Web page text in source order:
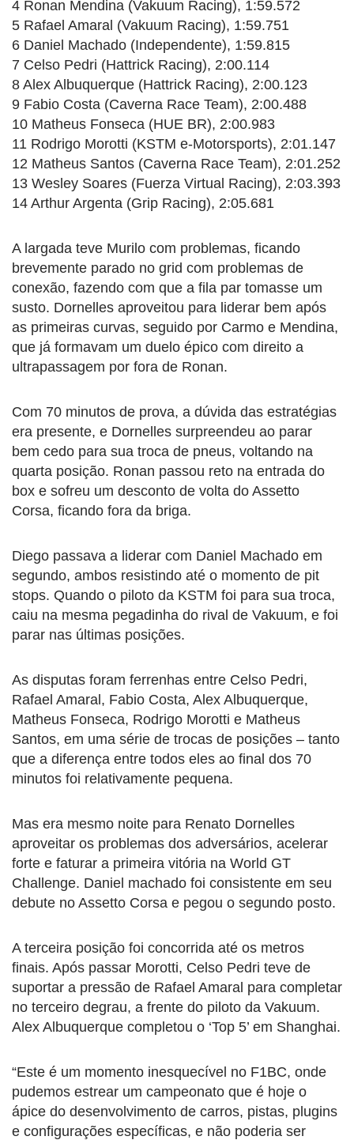
4 Ronan Mendina (Vakuum Racing), 1:59.572
5 Rafael Amaral (Vakuum Racing), 1:59.751
6 Daniel Machado (Independente), 1:59.815
7 Celso Pedri (Hattrick Racing), 2:00.114
8 Alex Albuquerque (Hattrick Racing), 2:00.123
9 Fabio Costa (Caverna Race Team), 2:00.488
10 Matheus Fonseca (HUE BR), 2:00.983
11 Rodrigo Morotti (KSTM e-Motorsports), 2:01.147
12 Matheus Santos (Caverna Race Team), 2:01.252
13 Wesley Soares (Fuerza Virtual Racing), 2:03.393
14 Arthur Argenta (Grip Racing), 2:05.681
A largada teve Murilo com problemas, ficando
brevemente parado no grid com problemas de
conexão, fazendo com que a fila par tomasse um
susto. Dornelles aproveitou para liderar bem após
as primeiras curvas, seguido por Carmo e Mendina,
que já formavam um duelo épico com direito a
ultrapassagem por fora de Ronan.
Com 70 minutos de prova, a dúvida das estratégias
era presente, e Dornelles surpreendeu ao parar
bem cedo para sua troca de pneus, voltando na
quarta posição. Ronan passou reto na entrada do
box e sofreu um desconto de volta do Assetto
Corsa, ficando fora da briga.
Diego passava a liderar com Daniel Machado em
segundo, ambos resistindo até o momento de pit
stops. Quando o piloto da KSTM foi para sua troca,
caiu na mesma pegadinha do rival de Vakuum, e foi
parar nas últimas posições.
As disputas foram ferrenhas entre Celso Pedri,
Rafael Amaral, Fabio Costa, Alex Albuquerque,
Matheus Fonseca, Rodrigo Morotti e Matheus
Santos, em uma série de trocas de posições – tanto
que a diferença entre todos eles ao final dos 70
minutos foi relativamente pequena.
Mas era mesmo noite para Renato Dornelles
aproveitar os problemas dos adversários, acelerar
forte e faturar a primeira vitória na World GT
Challenge. Daniel machado foi consistente em seu
debute no Assetto Corsa e pegou o segundo posto.
A terceira posição foi concorrida até os metros
finais. Após passar Morotti, Celso Pedri teve de
suportar a pressão de Rafael Amaral para completar
no terceiro degrau, a frente do piloto da Vakuum.
Alex Albuquerque completou o ‘Top 5’ em Shanghai.
“Este é um momento inesquecível no F1BC, onde
pudemos estrear um campeonato que é hoje o
ápice do desenvolvimento de carros, pistas, plugins
e configurações específicas, e não poderia ser